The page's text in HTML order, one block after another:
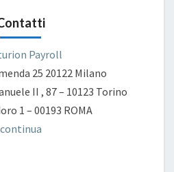
Payroll
25 20122 Milano
II , 87 – 10123 Torino
1 – 00193 ROMA
continua